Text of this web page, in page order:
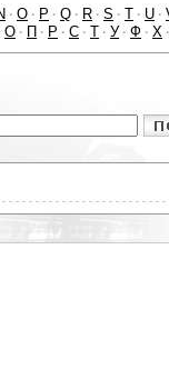
· O · P · Q · R · S · T · U ·
О · П · Р · С · Т · У · Ф · Х